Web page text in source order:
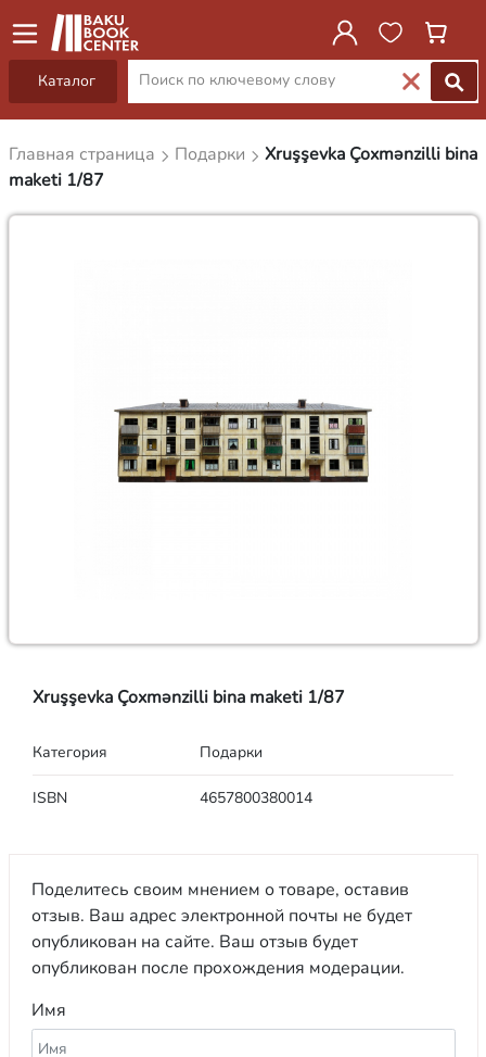
Каталог
Главная страница Подарки
Xruşşevka Çoxmənzilli bina
maketi 1/87
Xruşşevka Çoxmənzilli bina maketi 1/87
Категория Подарки
ISBN 4657800380014
Поделитесь своим мнением о товаре, оставив
отзыв. Ваш адрес электронной почты не будет
опубликован на сайте. Ваш отзыв будет
опубликован после прохождения модерации.
Имя